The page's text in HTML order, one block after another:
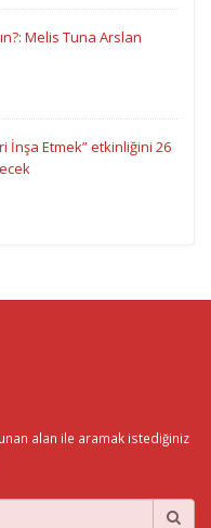
Melis Tuna Arslan
İnşa Etmek” etkinliğini 26
alan ile aramak istediğiniz